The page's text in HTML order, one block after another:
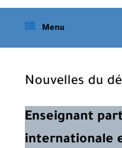
Menu
Nouvelles du
Enseignant
internationale